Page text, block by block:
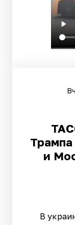
Трампа
и
В